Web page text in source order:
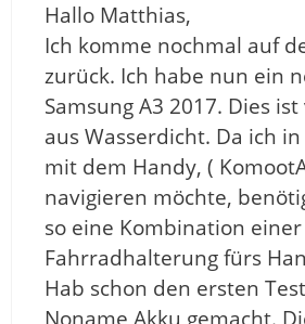
Hallo Matthias,
Ich komme nochmal auf
zurück. Ich habe nun ein
Samsung A3 2017. Dies
aus Wasserdicht. Da ich
mit dem Handy, (
navigieren möchte,
so eine Kombination einer
Fahrradhalterung fürs
Hab schon den ersten